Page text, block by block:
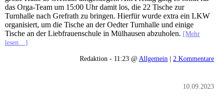
das Orga-Team um 15:00 Uhr damit los, die 22 Tische zur
Turnhalle nach Grefrath zu bringen. Hierfür wurde extra ein LKW
organisiert, um die Tische an der Oedter Turnhalle und einige
Tische an der Liebfrauenschule in Mülhausen abzuholen. [Mehr
lesen…]
Redaktion - 11:23 @ Allgemein | 2 Kommentare
10.09.2023